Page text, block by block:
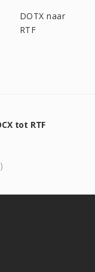
DOTX naar
RTF
tot RTF